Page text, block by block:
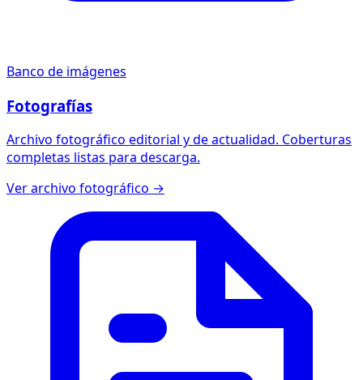
Banco de imágenes
Fotografías
Archivo fotográfico editorial y de actualidad. Coberturas
completas listas para descarga.
Ver archivo fotográfico →